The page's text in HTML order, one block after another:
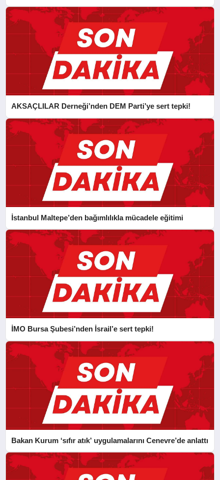
CAN FİDAN’A ZİYARET
AKSAÇLILAR Derneği’nden DEM Parti’ye sert tepki!
İstanbul Maltepe’den bağımlılıkla mücadele eğitimi
İMO Bursa Şubesi’nden İsrail’e sert tepki!
Bakan Kurum ‘sıfır atık’ uygulamalarını Cenevre’de anlattı